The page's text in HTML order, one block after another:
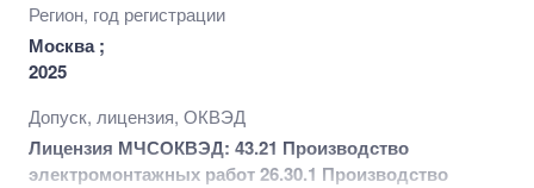
Регион, год регистрации
Москва ;
2025
Допуск, лицензия, ОКВЭД
Лицензия МЧСОКВЭД: 43.21 Производство
электромонтажных работ 26.30.1 Производство